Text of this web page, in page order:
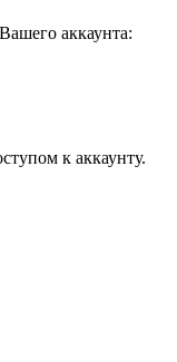
аккаунта:
к аккаунту.